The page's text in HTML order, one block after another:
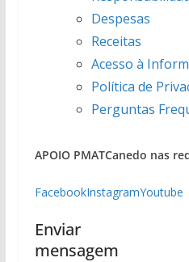
Despesas
Receitas
Acesso à
Política de
Perguntas
APOIO PMATCanedo nas
FacebookInstagramYoutube
Enviar
mensagem